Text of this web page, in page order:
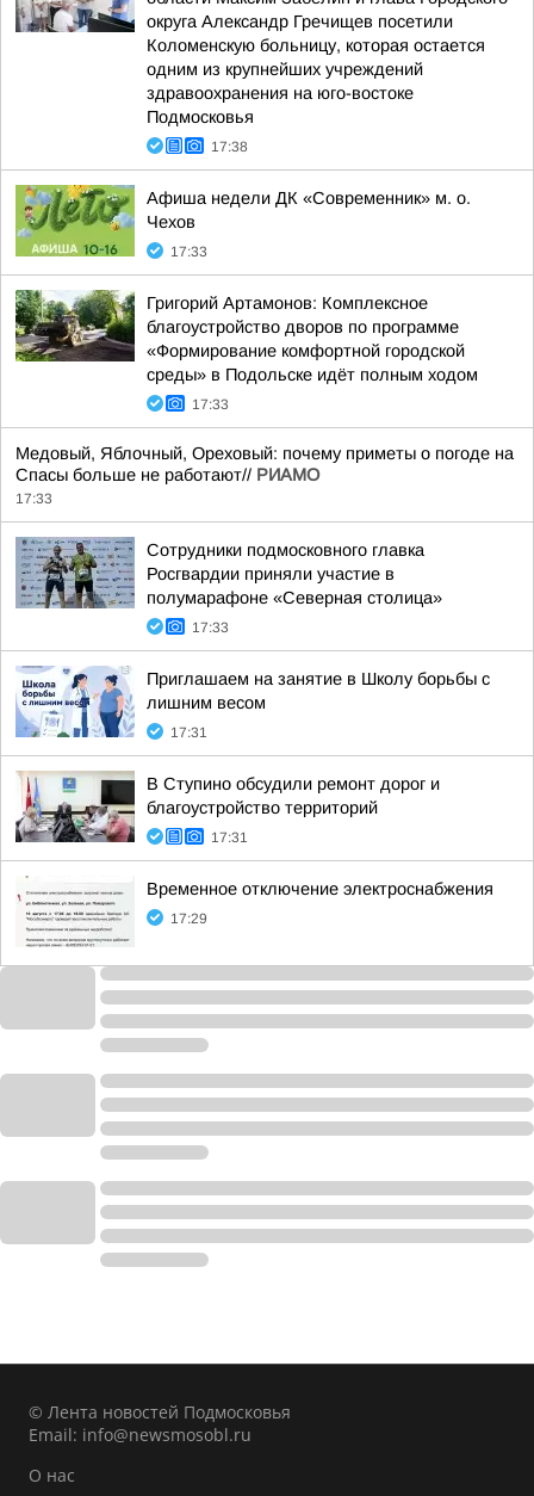
округа Александр Гречищев посетили
Коломенскую больницу, которая остается
одним из крупнейших учреждений
здравоохранения на юго-востоке
Подмосковья
17:38
Афиша недели ДК «Современник» м. о.
Чехов
17:33
Григорий Артамонов: Комплексное
благоустройство дворов по программе
«Формирование комфортной городской
среды» в Подольске идёт полным ходом
17:33
Медовый, Яблочный, Ореховый: почему приметы о погоде на
Спасы больше не работают// РИАМО
17:33
Сотрудники подмосковного главка
Росгвардии приняли участие в
полумарафоне «Северная столица»
17:33
Приглашаем на занятие в Школу борьбы с
лишним весом
17:31
В Ступино обсудили ремонт дорог и
благоустройство территорий
17:31
Временное отключение электроснабжения
17:29
© Лента новостей Подмосковья
Email: info@newsmosobl.ru
О нас